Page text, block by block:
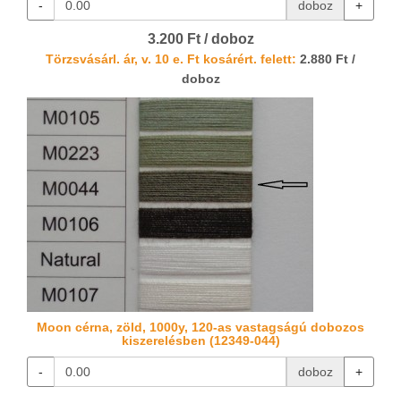
- doboz +
3.200 Ft / doboz
Törzsvásárl. ár, v. 10 e. Ft kosárért. felett: 2.880 Ft /
doboz
Moon cérna, zöld, 1000y, 120-as vastagságú dobozos
kiszerelésben (12349-044)
- doboz +